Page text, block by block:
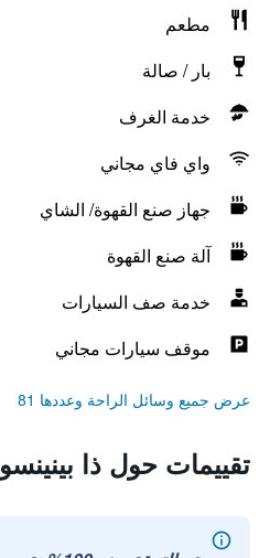
مطعم
بار / صالة
خدمة الغرف
واي فاي مجاني
جهاز صنع القهوة/ الشاي
آلة صنع القهوة
خدمة صف السيارات
موقف سيارات مجاني
عرض جميع وسائل الراحة وعددها 81
تقييمات حول ذا